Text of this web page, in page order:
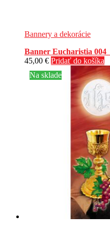
Bannery a dekorácie
Banner Eucharistia
45,00 € Pridať do košíka
Na sklade